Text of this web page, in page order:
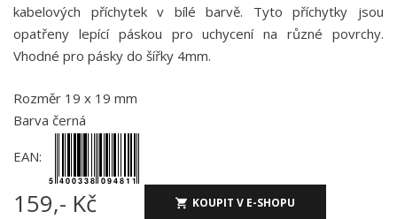
kabelových příchytek v bílé barvě. Tyto příchytky jsou
opatřeny lepící páskou pro uchycení na různé povrchy.
Vhodné pro pásky do šířky 4mm.
Rozměr 19 x 19 mm
Barva černá
EAN:
159,- Kč KOUPIT V E-SHOPU